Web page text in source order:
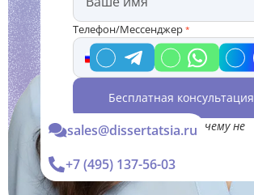
Телефон/Мессенджер *
Бесплатная консультация
*Консультация Вас ни к чему не
обязывает
sales@dissertatsia.ru
+7 (495) 137-56-03